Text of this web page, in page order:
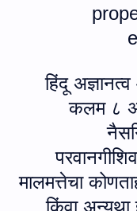
हिंदू
कलम ८
मालमत्तेचा
किंवा अन्यथा